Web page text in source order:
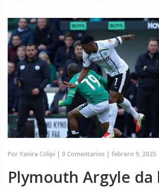
PorYanira Colipi | 0 Comentarios | febrero 9, 2025
Plymouth Argyle da